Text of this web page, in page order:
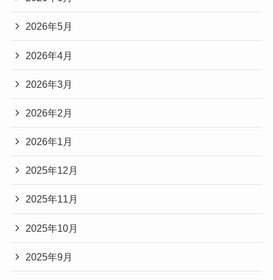
2026年5月
2026年4月
2026年3月
2026年2月
2026年1月
2025年12月
2025年11月
2025年10月
2025年9月